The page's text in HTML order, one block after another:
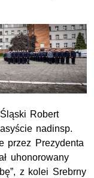
Robert
nadinsp.
przez Prezydenta
uhonorowany
z kolei Srebrny